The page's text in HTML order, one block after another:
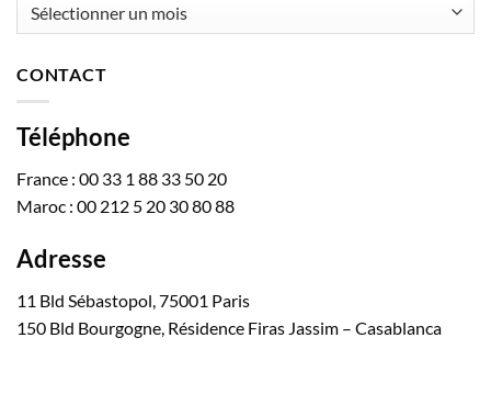
CONTACT
Téléphone
France : 00 33 1 88 33 50 20
Maroc : 00 212 5 20 30 80 88
Adresse
11 Bld Sébastopol, 75001 Paris
150 Bld Bourgogne, Résidence Firas Jassim – Casablanca